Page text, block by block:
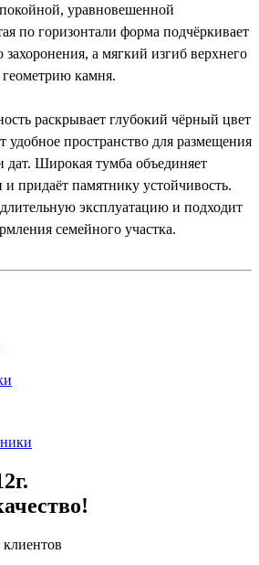
уравновешенной
по горизонтали форма подчёркивает
захоронения, а мягкий изгиб верхнего
геометрию камня.
раскрывает глубокий чёрный цвет
удобное пространство для размещения
дат. Широкая тумба объединяет
придаёт памятнику устойчивость.
эксплуатацию и подходит
семейного участка.